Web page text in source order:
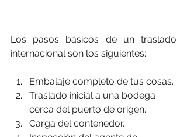
Los pasos básicos de un traslado
internacional son los siguientes:
Embalaje completo de tus cosas.
Traslado inicial a una bodega
cerca del puerto de origen.
Carga del contenedor.